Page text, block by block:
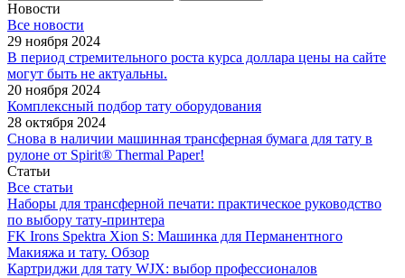
Новости
Все новости
29 ноября 2024
В период стремительного роста курса доллара цены на сайте
могут быть не актуальны.
20 ноября 2024
Комплексный подбор тату оборудования
28 октября 2024
Снова в наличии машинная трансферная бумага для тату в
рулоне от Spirit® Thermal Paper!
Статьи
Все статьи
Наборы для трансферной печати: практическое руководство
по выбору тату‑принтера
FK Irons Spektra Xion S: Машинка для Перманентного
Макияжа и тату. Обзор
Картриджи для тату WJX: выбор профессионалов